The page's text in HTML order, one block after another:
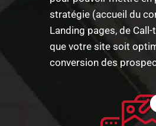
stratégie (accueil du
Landing pages, de
que votre site soit
conversion des